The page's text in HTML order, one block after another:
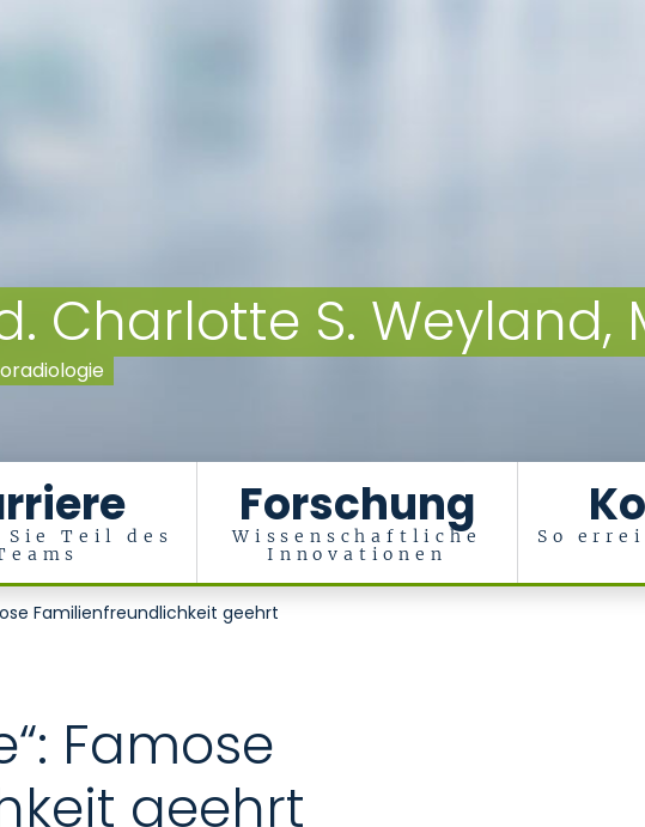
Charlotte S. Weyland,
Sie Teil des
Forschung
Wissenschaftliche
Innovationen
So
Familienfreundlichkeit geehrt
Famose
geehrt